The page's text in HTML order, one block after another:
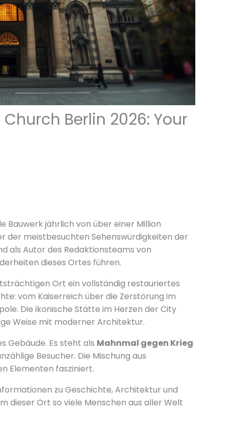
Berlin 2026: Your
Bauwerk jährlich von über einer Million
der meistbesuchten Sehenswürdigkeiten der
als Autor des Redaktionsteams von
dieses Ortes führen.
Ort ein vollständig restauriertes
vom Kaiserreich über die Zerstörung im
Die ikonische Stätte im Herzen der City
Weise mit moderner Architektur.
Gebäude. Es steht als Mahnmal gegen Krieg
Besucher. Die Mischung aus
Elementen fasziniert.
zu Geschichte, Architektur und
dieser Ort so viele Menschen aus aller Welt